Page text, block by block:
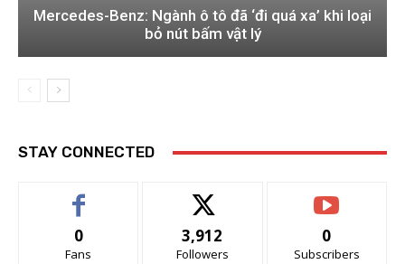
Mercedes-Benz: Ngành ô tô đã ‘đi quá xa’ khi loại
bỏ nút bấm vật lý
STAY CONNECTED
0
Fans
3,912
Followers
0
Subscribers